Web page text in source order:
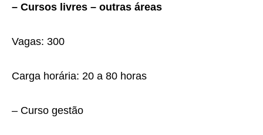
– Cursos livres – outras áreas
Vagas: 300
Carga horária: 20 a 80 horas
– Curso gestão